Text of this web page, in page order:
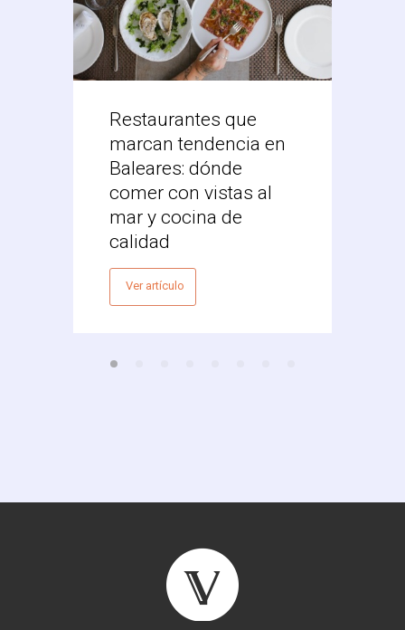
Restaurantes que
marcan tendencia en
Baleares: dónde
comer con vistas al
mar y cocina de
calidad
Ver artículo